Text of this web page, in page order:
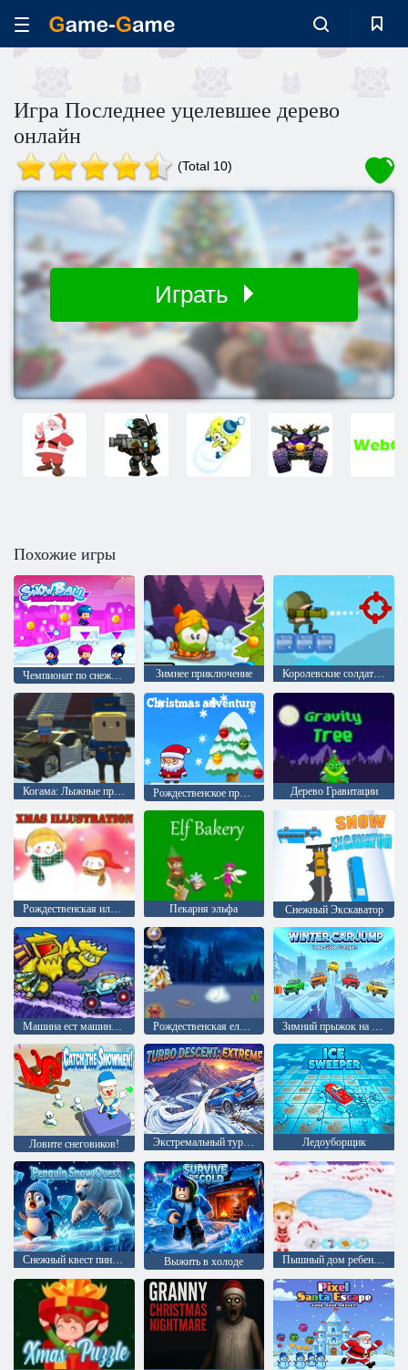
Игра Последнее уцелевшее дерево
онлайн
(Total 10)
Играть
Похожие игры
Чемпионат по снежкам Зимнее приключение Королевские солдаты 4
Когама: Лыжные прыжки !! Рождественское приключение Дерево Гравитации
Рождественская иллюстрация Пекарня эльфа Снежный Экскаватор
Машина ест машину: Арктические приключения Рождественская елка 2023 Зимний прыжок на машине
Ловите снеговиков! Экстремальный турбо-спуск Ледоуборщик
Снежный квест пингвинов Выжить в холоде Пышный дом ребенка Хейзел